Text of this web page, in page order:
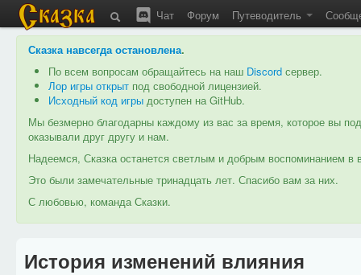
Чат Форум Путеводитель
Сказка навсегда остановлена.
По всем вопросам обращайтесь на наш Discord сервер.
Лор игры открыт под свободной лицензией.
Исходный код игры доступен на GitHub.
Мы безмерно благодарны каждому из вас за время, которое вы
оказывали друг другу и нам.
Надеемся, Сказка останется светлым и добрым воспоминанием
Это были замечательные тринадцать лет. Спасибо вам за них.
С любовью, команда Сказки.
История изменений влияния